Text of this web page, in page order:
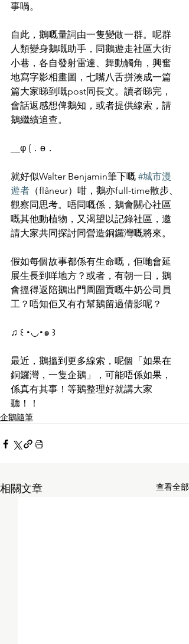
事喎。
自此，鵝嘅量詞由一隻變做一群。呢群
人類變身鵝嘅助手，同鵝遊走社區大街
小巷，各自發射雷達、舞動觸角，興奮
地寫字影相畫圖，七嘴八舌拼湊成一篇
篇大家睇到嘅post同長文。讀者睇完，
會話返感想俾鵝知，或者提供線索，請
鵝繼續追查。
__φ (．ө．
就好似Walter Benjamin筆下嘅 #城市漫
遊者 （flâneur）咁，鵝亦full-time散步、
觀察同思考。唔同嘅係，鵝會關心社區
嘅其他動植物，又渴望以記錄社區，邀
請大家共同探討同營造銅鑼灣嘅將來。
假如每個故事都係有生命嘅，佢哋會延
展生長到咩地方？或者，有朝一日，鵝
會搵得返陪鵝出門周圍貢嘅牛奶公司員
工？唔知佢又有冇幫鵝留過倩影呢？
♫ ꒰ ･◡･๑ ꒱
最近，鵝搵到更多線索，呢個「如果在
銅鑼灣，一隻企鵝」，可能唔係如果，
係真有其事！等鵝整理好就講大家
聽！！
企鵝隨筆
相關文章 查看全部